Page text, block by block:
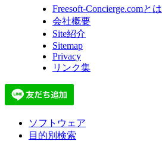
Freesoft-Concierge.comとは
会社概要
Site紹介
Sitemap
Privacy
リンク集
ソフトウェア
目的別検索